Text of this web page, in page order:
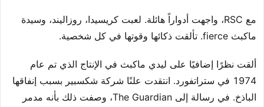
مع RSC، واجهت أدواراً هائلة. لعبت كريسيدا، روزاليند، وسيدة
ماكبث fierce. تألقت ذكائها وقوتها في كل شخصية.
ألقت نظرًا إضافيًا على ليدي ماكبث في الإنتاج الذي تم عام
1974 في ستراتفورد. انتقدت علنًا شركة شكسبير بسبب إنفاقها
الباذخ. في رسالة إلى The Guardian، وصفت ذلك بأنه مدمر